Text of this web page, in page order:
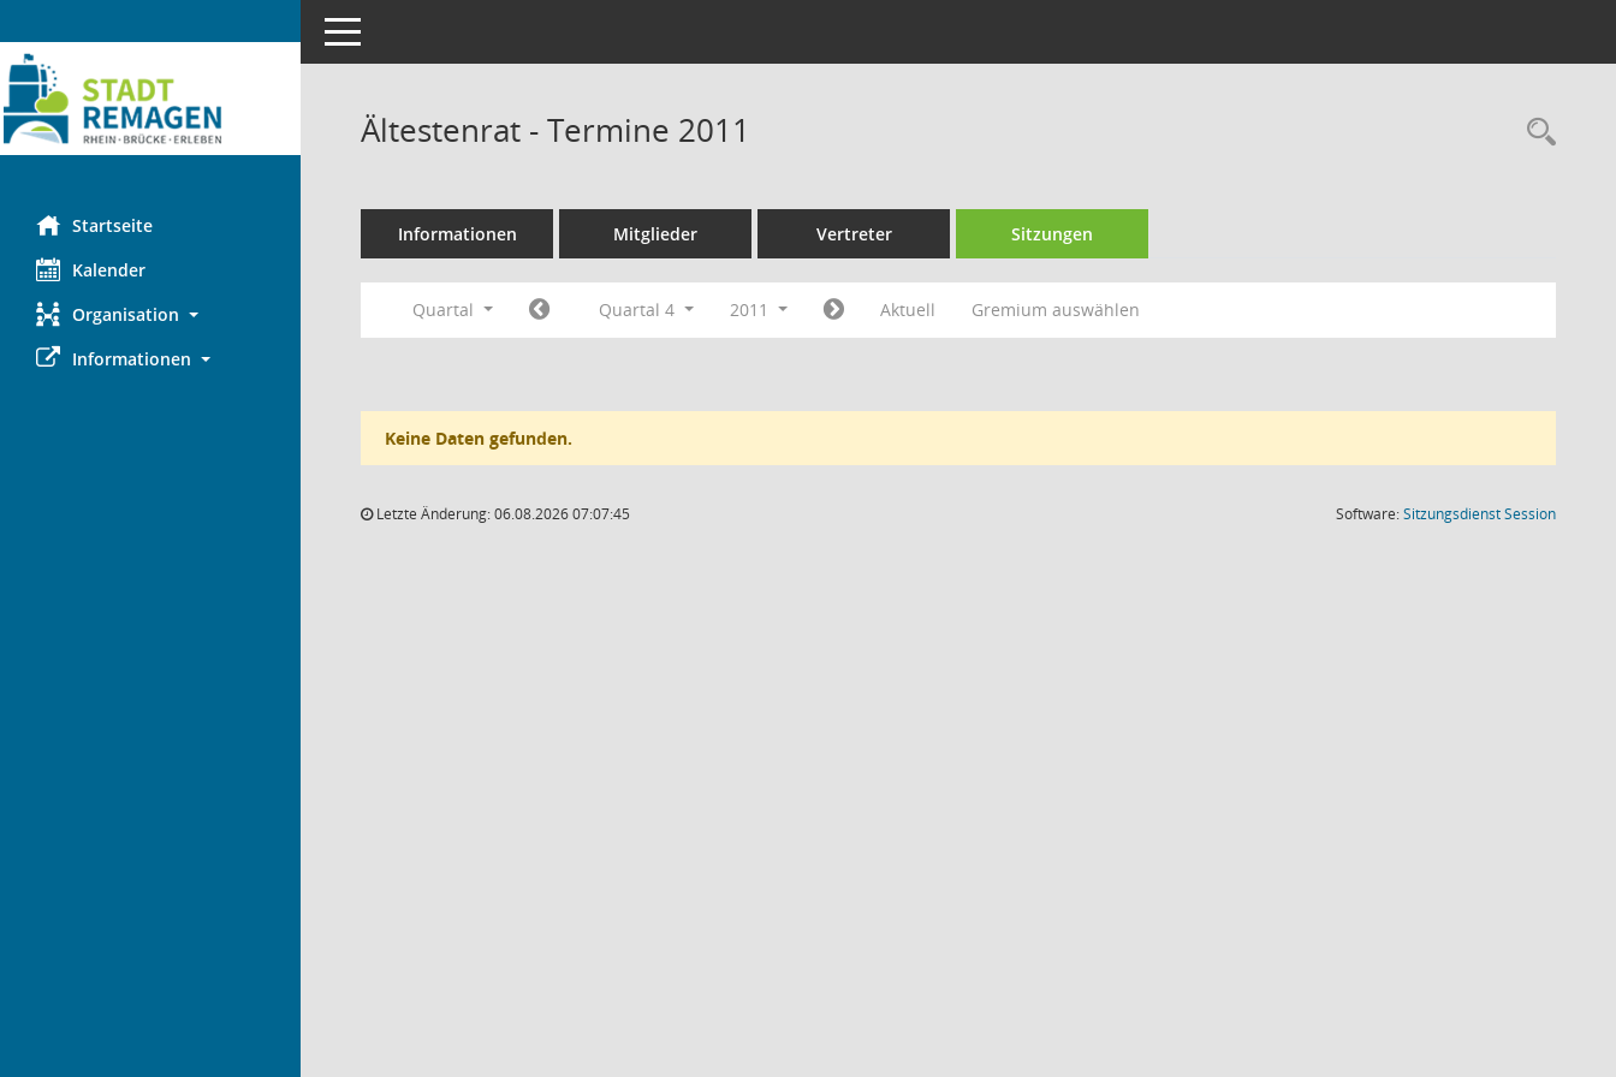
Startseite
Kalender
Organisation
Informationen
Toggle navigation
Ältestenrat - Termine 2011
Informationen Mitglieder Vertreter Sitzungen
Quartal Quartal 4 2011 Aktuell Gremium auswählen
Keine Daten gefunden.
Letzte Änderung: 06.08.2026 07:07:45 Software:SitzungsdienstSession(Wird in